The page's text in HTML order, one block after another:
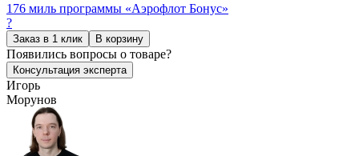
176 миль программы «Аэрофлот Бонус»
?
Заказ в 1 клик В корзину
Появились вопросы о товаре?
Консультация эксперта
Игорь
Морунов